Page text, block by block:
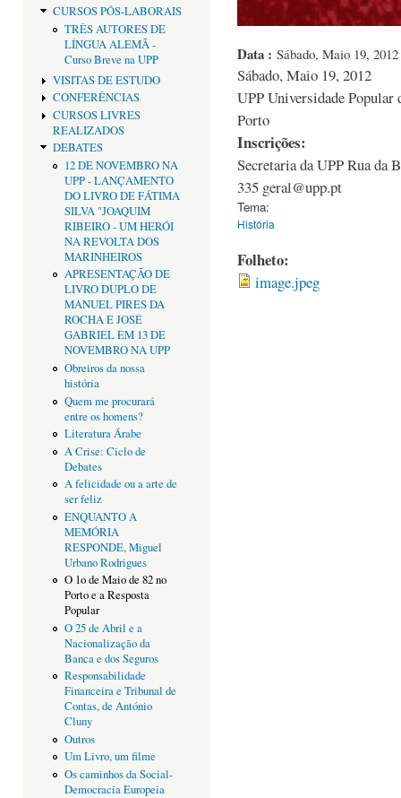
CURSOS PÓS-LABORAIS
TRÊS AUTORES DE
LÍNGUA ALEMÃ -
Curso Breve na UPP
VISITAS DE ESTUDO
CONFERÊNCIAS
CURSOS LIVRES
REALIZADOS
DEBATES
12 DE NOVEMBRO NA
UPP - LANÇAMENTO
DO LIVRO DE FÁTIMA
SILVA "JOAQUIM
RIBEIRO - UM HERÓI
NA REVOLTA DOS
MARINHEIROS
APRESENTAÇÃO DE
LIVRO DUPLO DE
MANUEL PIRES DA
ROCHA E JOSÉ
GABRIEL EM 13 DE
NOVEMBRO NA UPP
Obreiros da nossa
história
Quem me procurará
entre os homens?
Literatura Árabe
A Crise: Ciclo de
Debates
A felicidade ou a arte de
ser feliz
ENQUANTO A
MEMÓRIA
RESPONDE, Miguel
Urbano Rodrigues
O 1o de Maio de 82 no
Porto e a Resposta
Popular
O 25 de Abril e a
Nacionalização da
Banca e dos Seguros
Responsabilidade
Financeira e Tribunal de
Contas, de António
Cluny
Outros
Um Livro, um filme
Os caminhos da Social-
Democracia Europeia
Data : Sábado, Maio 19,
Sábado, Maio 19, 2012
UPP Universidade Popular
Porto
Inscrições:
Secretaria da UPP Rua da
335 geral@upp.pt
Tema:
História
Folheto:
image.jpeg